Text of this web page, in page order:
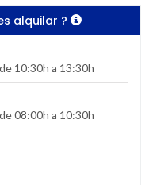
alquilar ?